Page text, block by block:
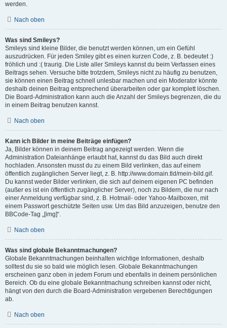
werden.
Nach oben
Was sind Smileys?
Smileys sind kleine Bilder, die benutzt werden können, um ein Gefühl
auszudrücken. Für jeden Smiley gibt es einen kurzen Code, z. B. bedeutet :)
fröhlich und :( traurig. Die Liste aller Smileys kannst du beim Verfassen eines
Beitrags sehen. Versuche bitte trotzdem, Smileys nicht zu häufig zu benutzen,
sie können einen Beitrag schnell unlesbar machen und ein Moderator könnte
deshalb deinen Beitrag entsprechend überarbeiten oder gar komplett löschen.
Die Board-Administration kann auch die Anzahl der Smileys begrenzen, die du
in einem Beitrag benutzen kannst.
Nach oben
Kann ich Bilder in meine Beiträge einfügen?
Ja, Bilder können in deinem Beitrag angezeigt werden. Wenn die
Administration Dateianhänge erlaubt hat, kannst du das Bild auch direkt
hochladen. Ansonsten musst du zu einem Bild verlinken, das auf einem
öffentlich zugänglichen Server liegt, z. B. http://www.domain.tld/mein-bild.gif.
Du kannst weder Bilder verlinken, die sich auf deinem eigenen PC befinden
(außer es ist ein öffentlich zugänglicher Server), noch zu Bildern, die nur nach
einer Anmeldung verfügbar sind, z. B. Hotmail- oder Yahoo-Mailboxen, mit
einem Passwort geschützte Seiten usw. Um das Bild anzuzeigen, benutze den
BBCode-Tag „[img]“.
Nach oben
Was sind globale Bekanntmachungen?
Globale Bekanntmachungen beinhalten wichtige Informationen, deshalb
solltest du sie so bald wie möglich lesen. Globale Bekanntmachungen
erscheinen ganz oben in jedem Forum und ebenfalls in deinem persönlichen
Bereich. Ob du eine globale Bekanntmachung schreiben kannst oder nicht,
hängt von den durch die Board-Administration vergebenen Berechtigungen
ab.
Nach oben